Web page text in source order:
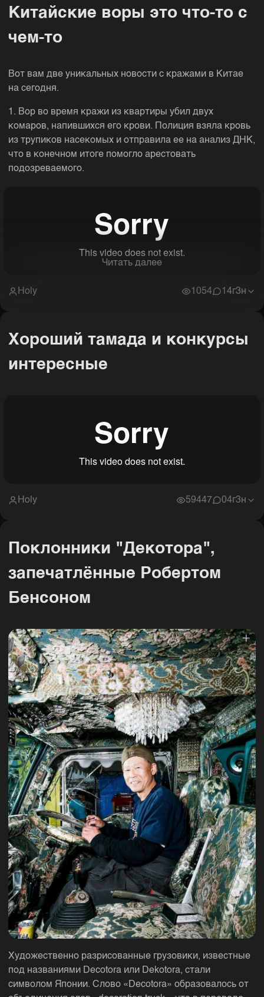
Китайские воры это что-то с
чем-то
Вот вам две уникальных новости с кражами в Китае
на сегодня.
1. Вор во время кражи из квартиры убил двух
комаров, напившихся его крови. Полиция взяла кровь
из трупиков насекомых и отправила ее на анализ ДНК,
что в конечном итоге помогло арестовать
подозреваемого.
Читать далее
Holy 1054 1 4г3н
Хороший тамада и конкурсы
интересные
Holy 59447 04г3н
Поклонники "Декотора",
запечатлённые Робертом
Бенсоном
Художественно разрисованные грузовики, известные
под названиями Decotora или Dekotora, стали
символом Японии. Слово «Decotora» образовалось от